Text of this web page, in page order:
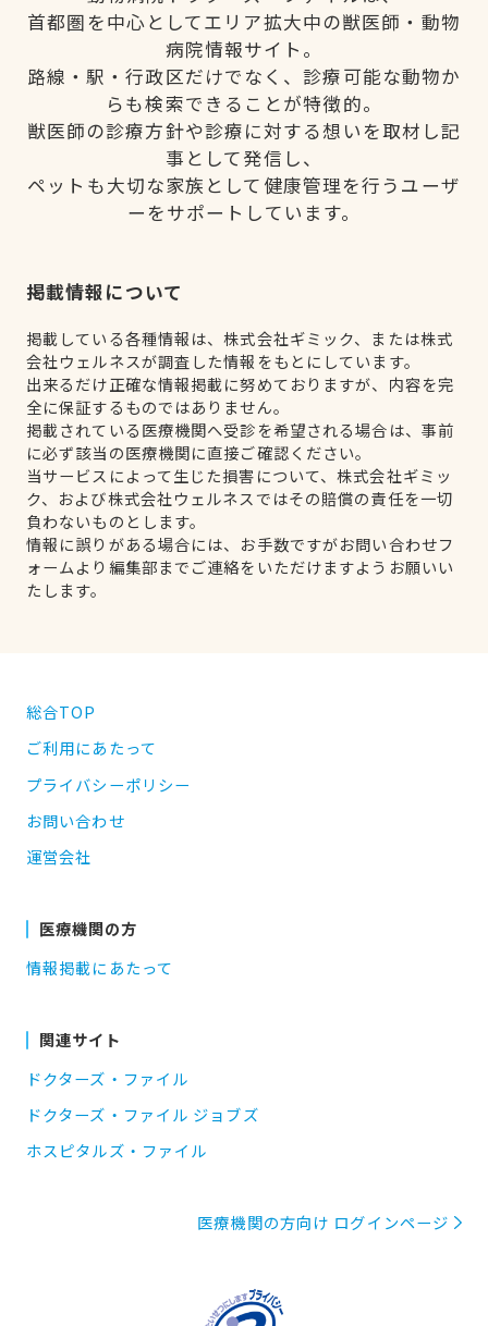
首都圏を中心としてエリア拡大中の獣医師・動物
病院情報サイト。
路線・駅・行政区だけでなく、診療可能な動物か
らも検索できることが特徴的。
獣医師の診療方針や診療に対する想いを取材し記
事として発信し、
ペットも大切な家族として健康管理を行うユーザ
ーをサポートしています。
掲載情報について
掲載している各種情報は、株式会社ギミック、または株式
会社ウェルネスが調査した情報をもとにしています。
出来るだけ正確な情報掲載に努めておりますが、内容を完
全に保証するものではありません。
掲載されている医療機関へ受診を希望される場合は、事前
に必ず該当の医療機関に直接ご確認ください。
当サービスによって生じた損害について、株式会社ギミッ
ク、および株式会社ウェルネスではその賠償の責任を一切
負わないものとします。
情報に誤りがある場合には、お手数ですがお問い合わせフ
ォームより編集部までご連絡をいただけますようお願いい
たします。
総合TOP
ご利用にあたって
プライバシーポリシー
お問い合わせ
運営会社
医療機関の方
情報掲載にあたって
関連サイト
ドクターズ・ファイル
ドクターズ・ファイル ジョブズ
ホスピタルズ・ファイル
医療機関の方向け ログインページ